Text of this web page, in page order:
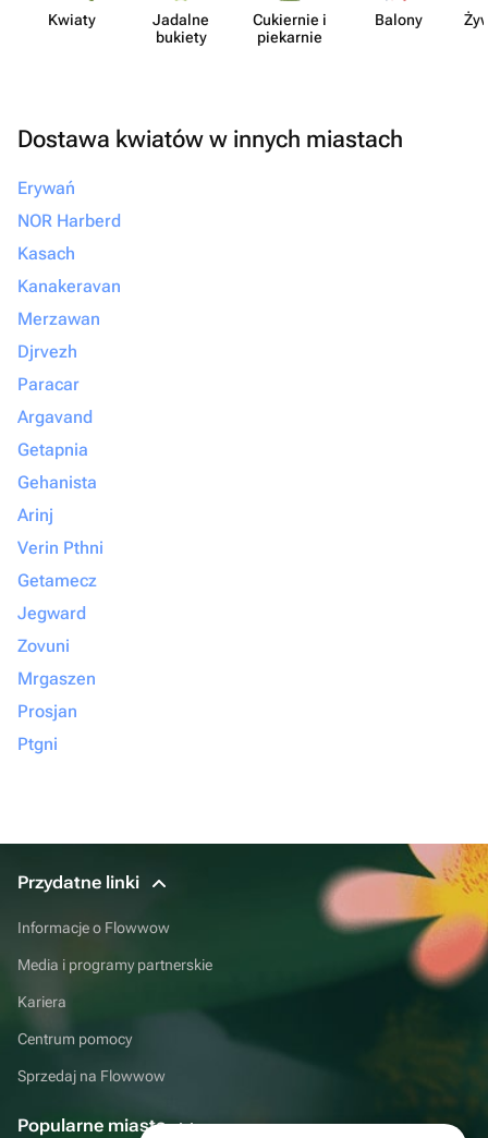
Kwiaty
Jadalne
bukiety
Cukiernie i
piekarnie
Balony
Dostawa kwiatów w innych miastach
Erywań
NOR Harberd
Kasach
Kanakeravan
Merzawan
Djrvezh
Paracar
Argavand
Getapnia
Gehanista
Arinj
Verin Pthni
Getamecz
Jegward
Zovuni
Mrgaszen
Prosjan
Ptgni
Przydatne linki
Informacje o Flowwow
Media i programy partnerskie
Kariera
Centrum pomocy
Sprzedaj na Flowwow
Popularne miasta